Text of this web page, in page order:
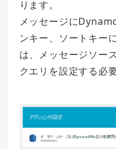
ります。
メッセージに
ンキー、ソートキー
は、メッセージソー
クエリを設定する必